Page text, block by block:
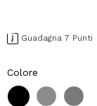
Guadagna 7 Punti
Colore